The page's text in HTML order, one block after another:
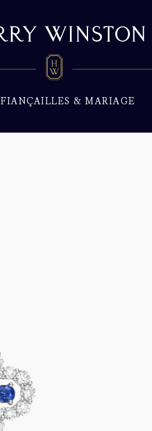
FIANÇAILLES & MARIAGE